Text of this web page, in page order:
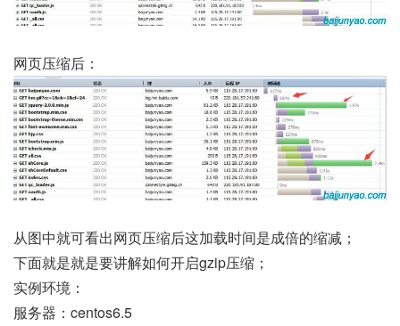
网页压缩后：
从图中就可看出网页压缩后这加载时间是成倍的缩减；
下面就是就是要讲解如何开启gzip压缩；
实例环境：
服务器：centos6.5